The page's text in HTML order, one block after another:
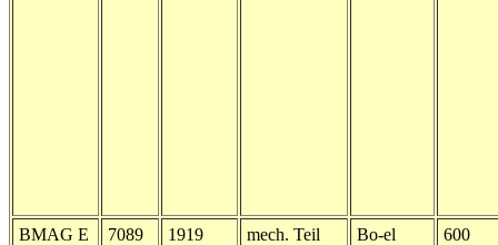
BMAG E 7089 1919 mech. Teil Bo-el 600